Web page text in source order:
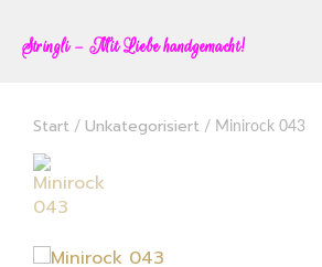
Stringli – Mit Liebe handgemacht!
Start / Unkategorisiert / Minirock 043